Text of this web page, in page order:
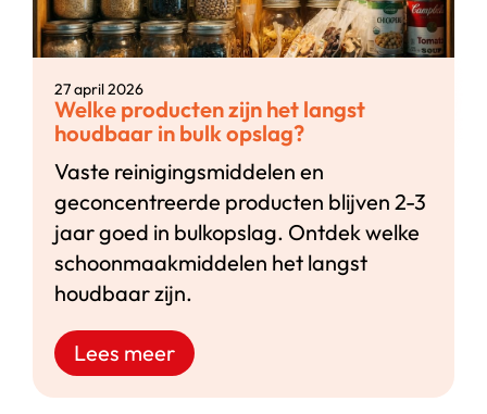
27 april 2026
Welke producten zijn het langst
houdbaar in bulk opslag?
Vaste reinigingsmiddelen en
geconcentreerde producten blijven 2-3
jaar goed in bulkopslag. Ontdek welke
schoonmaakmiddelen het langst
houdbaar zijn.
Lees meer